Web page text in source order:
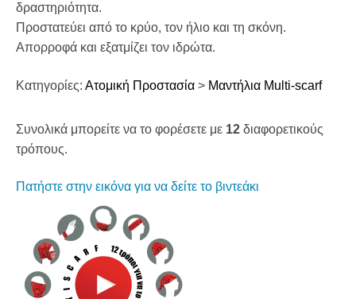
δραστηριότητα.
Προστατεύει από το κρύο, τον ήλιο και τη σκόνη.
Απορροφά και εξατμίζει τον ιδρώτα.
Κατηγορίες: Ατομική Προστασία > Μαντήλια Multi-scarf
Συνολικά μπορείτε να το φορέσετε με 12 διαφορετικούς
τρόπους.
Πατήστε στην εικόνα για να δείτε το βιντεάκι